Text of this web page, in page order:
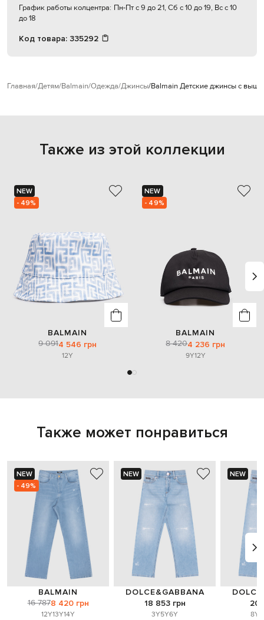
График работы колцентра: Пн-Пт с 9 до 21, Сб с 10 до 19, Вс с 10
до 18
Код товара: 335292
Главная Детям Balmain Одежда Джинсы Balmain Детские джинсы с
Также из этой коллекции
NEW
- 49%
BALMAIN
9 0914 546 грн
12Y
NEW
- 49%
BALMAIN
8 4204 236 грн
9Y12Y
Также может понравиться
NEW
- 49%
BALMAIN
16 7878 420 грн
12Y13Y14Y
NEW
DOLCE&GABBANA
18 853 грн
3Y5Y6Y
NEW
20
8Y